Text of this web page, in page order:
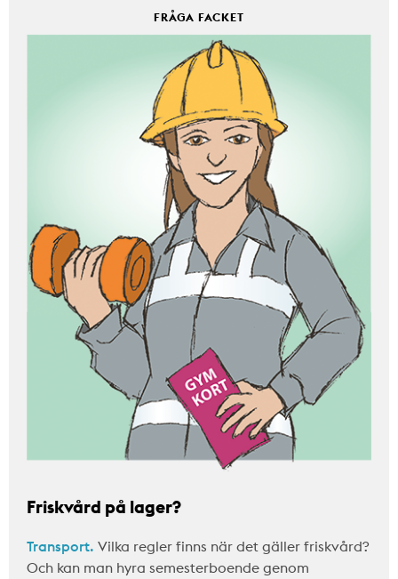
FRÅGA FACKET
Friskvård på lager?
Transport. Vilka regler finns när det gäller friskvård?
Och kan man hyra semesterboende genom